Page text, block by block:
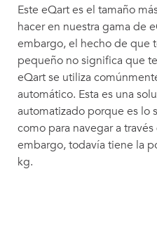
Este eQart es el tamaño
hacer en nuestra gama de
embargo, el hecho de que
pequeño no significa que
eQart se utiliza
automático. Esta es una
automatizado porque es
como para navegar a
embargo, todavía tiene la
kg.